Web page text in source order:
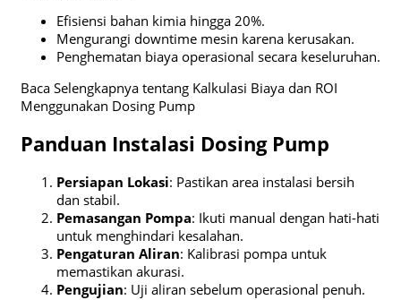
Efisiensi bahan kimia hingga 20%.
Mengurangi downtime mesin karena kerusakan.
Penghematan biaya operasional secara keseluruhan.
Baca Selengkapnya tentang Kalkulasi Biaya dan ROI
Menggunakan Dosing Pump
Panduan Instalasi Dosing Pump
Persiapan Lokasi: Pastikan area instalasi bersih
dan stabil.
Pemasangan Pompa: Ikuti manual dengan hati-hati
untuk menghindari kesalahan.
Pengaturan Aliran: Kalibrasi pompa untuk
memastikan akurasi.
Pengujian: Uji aliran sebelum operasional penuh.